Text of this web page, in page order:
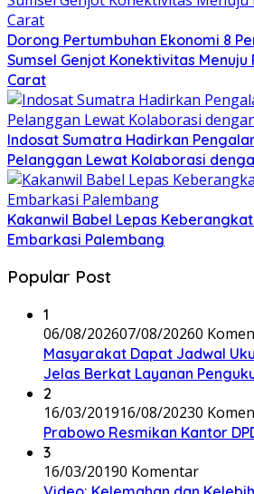
Dorong Pertumbuhan Ekonomi 8
Sumsel Genjot Konektivitas Menuju
Carat
Indosat Sumatra Hadirkan
Pelanggan Lewat Kolaborasi
Kakanwil Babel Lepas
Embarkasi Palembang
Popular Post
1
06/08/202607/08/20260
Masyarakat Dapat Jadwal
Jelas Berkat Layanan
2
16/03/201916/08/20230
Prabowo Resmikan Kantor
3
16/03/20190 Komentar